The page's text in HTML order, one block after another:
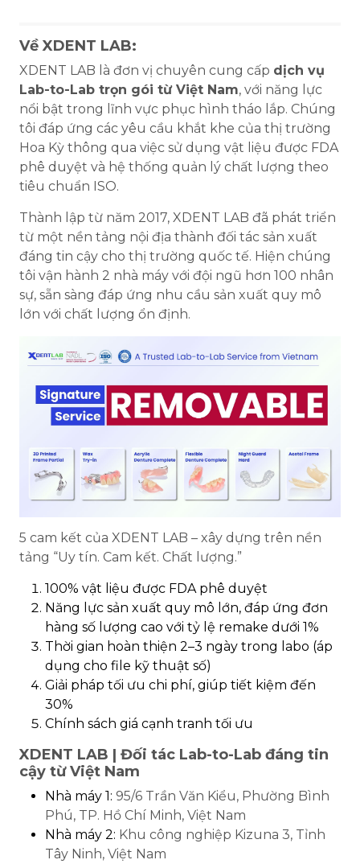
Về XDENT LAB:
XDENT LAB là đơn vị chuyên cung cấp dịch vụ
Lab-to-Lab trọn gói từ Việt Nam, với năng lực
nổi bật trong lĩnh vực phục hình tháo lắp. Chúng
tôi đáp ứng các yêu cầu khắt khe của thị trường
Hoa Kỳ thông qua việc sử dụng vật liệu được FDA
phê duyệt và hệ thống quản lý chất lượng theo
tiêu chuẩn ISO.
Thành lập từ năm 2017, XDENT LAB đã phát triển
từ một nền tảng nội địa thành đối tác sản xuất
đáng tin cậy cho thị trường quốc tế. Hiện chúng
tôi vận hành 2 nhà máy với đội ngũ hơn 100 nhân
sự, sẵn sàng đáp ứng nhu cầu sản xuất quy mô
lớn với chất lượng ổn định.
5 cam kết của XDENT LAB – xây dựng trên nền
tảng “Uy tín. Cam kết. Chất lượng.”
100% vật liệu được FDA phê duyệt
Năng lực sản xuất quy mô lớn, đáp ứng đơn
hàng số lượng cao với tỷ lệ remake dưới 1%
Thời gian hoàn thiện 2–3 ngày trong labo (áp
dụng cho file kỹ thuật số)
Giải pháp tối ưu chi phí, giúp tiết kiệm đến
30%
Chính sách giá cạnh tranh tối ưu
XDENT LAB | Đối tác Lab-to-Lab đáng tin
cậy từ Việt Nam
Nhà máy 1: 95/6 Trần Văn Kiểu, Phường Bình
Phú, TP. Hồ Chí Minh, Việt Nam
Nhà máy 2: Khu công nghiệp Kizuna 3, Tỉnh
Tây Ninh, Việt Nam